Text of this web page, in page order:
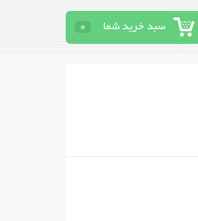
سبد خرید شما 0